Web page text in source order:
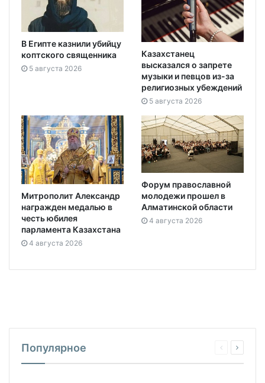
В Египте казнили убийцу
коптского священника
5 августа 2026
Казахстанец
высказался о запрете
музыки и певцов из-за
религиозных убеждений
5 августа 2026
Митрополит Александр
награжден медалью в
честь юбилея
парламента Казахстана
4 августа 2026
Форум православной
молодежи прошел в
Алматинской области
4 августа 2026
Популярное